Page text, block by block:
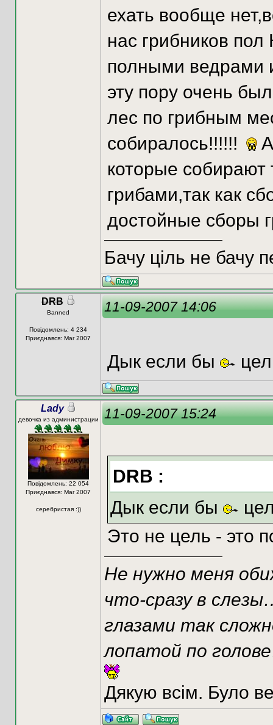
ехать вообще
нас грибников
полными ведрами
эту пору очень
лес по грибным
собиралось!!!!!!
которые собирают
грибами,так как
достойные сборы
Бачу ціль не бачу
DRB
Banned
Повідомлень: 4 234
Приєднався: Mar 2007
11-09-2007 14:06
Дык если бы
Lady
девочка из администрации
Повідомлень: 22 054
Приєднався: Mar 2007
серебристая :))
11-09-2007 15:24
DRB :
Дык если бы
Это не цель - это
Не нужно меня
что-сразу в
глазами так
лопатой по
Дякую всім. Було